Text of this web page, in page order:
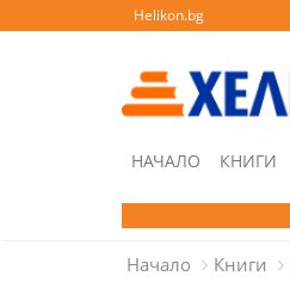
Helikon.bg
НАЧАЛО КНИГИ
Начало Книги